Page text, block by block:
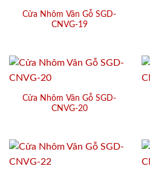
Cửa Nhôm Vân Gỗ SGD-
CNVG-19
Cửa Nhôm Vân Gỗ SGD-
CNVG-20